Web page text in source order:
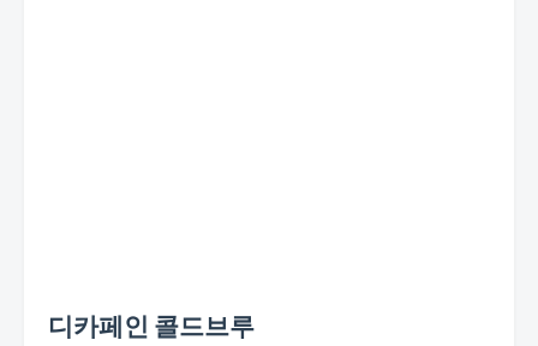
디카페인 콜드브루